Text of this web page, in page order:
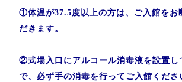
①体温が37.5度以上の方は、ご入館をお
だきます。
②式場入口にアルコール消毒液を設置し
で、必ず手の消毒を行ってご入館くださ